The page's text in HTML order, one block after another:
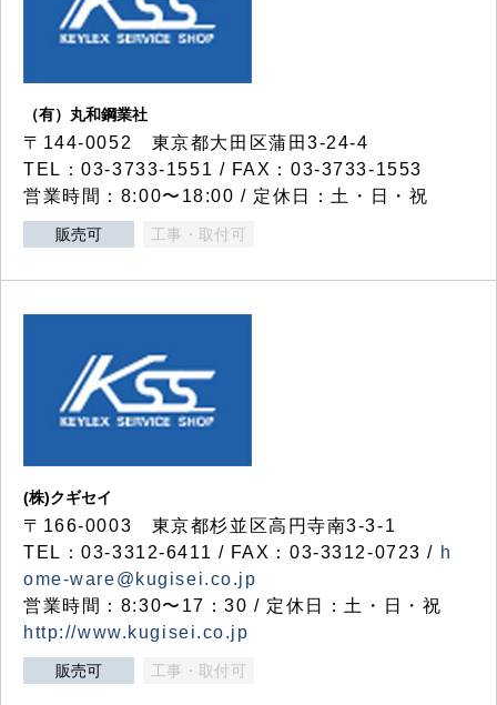
（有）丸和鋼業社
〒144-0052 東京都大田区蒲田3-24-4
TEL：03-3733-1551 / FAX：03-3733-1553
営業時間：8:00〜18:00 / 定休日：土・日・祝
販売可 工事・取付可
(株)クギセイ
〒166-0003 東京都杉並区高円寺南3-3-1
TEL：03-3312-6411 / FAX：03-3312-0723 / h
ome-ware@kugisei.co.jp
営業時間：8:30〜17：30 / 定休日：土・日・祝
http://www.kugisei.co.jp
販売可 工事・取付可